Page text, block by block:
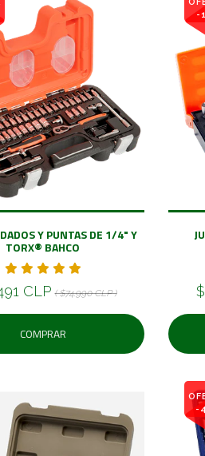
Y PUNTAS DE 1/4" Y
TORX® BAHCO
CLP ( $74.990 CLP )
COMPRAR
-
-